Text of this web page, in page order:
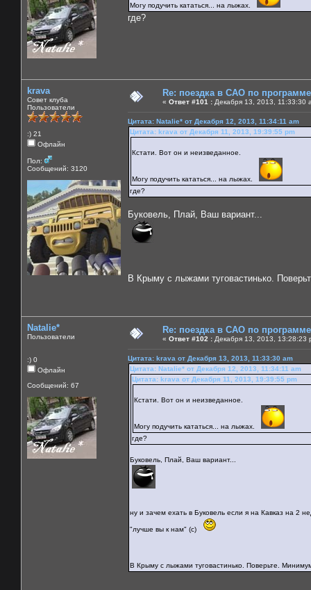
Могу подучить кататься... на лыжах.
где?
krava
Совет клуба
Пользователи
:) 21
Офлайн
Пол:
Сообщений: 3120
Re: поездка в САО по
« Ответ #101 : Декабря 13, 2013, 11:33:30
Цитата: Natalie* от Декабря 12, 2013, 11:34:11 am
Цитата: krava от Декабря 11, 2013, 19:39:55 pm
Кстати. Вот он и неизведанное.
Могу подучить кататься... на лыжах.
где?
Буковель, Плай, Ваш вариант...
В Крыму с лыжами туговастинько.
Natalie*
Пользователи
:) 0
Офлайн
Сообщений: 67
Re: поездка в САО по
« Ответ #102 : Декабря 13, 2013, 13:28:23
Цитата: krava от Декабря 13, 2013, 11:33:30 am
Цитата: Natalie* от Декабря 12, 2013, 11:34:11 am
Цитата: krava от Декабря 11, 2013, 19:39:55 pm
Кстати. Вот он и неизведанное.
Могу подучить кататься... на лыжах.
где?
Буковель, Плай, Ваш вариант...
ну и зачем ехать в Буковель если я на Кавказ на 2
"лучше вы к нам" (с)
В Крыму с лыжами туговастинько. Поверьте.